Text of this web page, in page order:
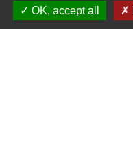
OK, accept all